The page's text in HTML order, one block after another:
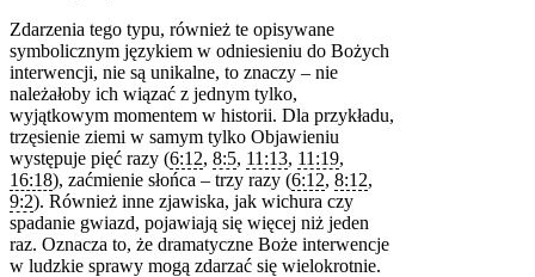
Zdarzenia tego typu, również te opisywane
symbolicznym językiem w odniesieniu do Bożych
interwencji, nie są unikalne, to znaczy – nie
należałoby ich wiązać z jednym tylko,
wyjątkowym momentem w historii. Dla przykładu,
trzęsienie ziemi w samym tylko Objawieniu
występuje pięć razy (6:12, 8:5, 11:13, 11:19,
16:18), zaćmienie słońca – trzy razy (6:12, 8:12,
9:2). Również inne zjawiska, jak wichura czy
spadanie gwiazd, pojawiają się więcej niż jeden
raz. Oznacza to, że dramatyczne Boże interwencje
w ludzkie sprawy mogą zdarzać się wielokrotnie.